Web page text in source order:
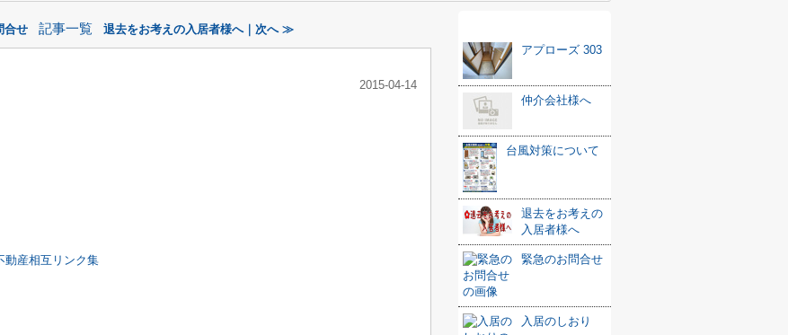
合せ 記事一覧 退去をお考えの入居者様へ｜次へ ≫
2015-04-14
動産相互リンク集
アプローズ 303
仲介会社様へ
台風対策について
退去をお考えの
入居者様へ
緊急のお問合せ
入居のしおり